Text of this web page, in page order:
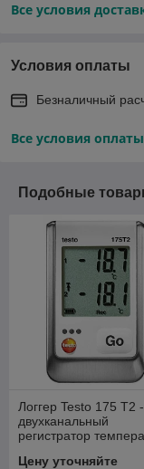
Все условия
Условия оплаты
Безналичный
Все условия оплаты
Подобные
Логгер Testo 175 T2 -
двухканальный
регистратор
Цену уточняйте